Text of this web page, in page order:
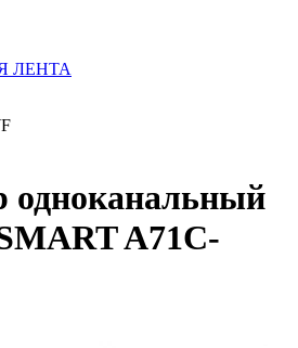
ЛЕНТА
одноканальный
A71C-